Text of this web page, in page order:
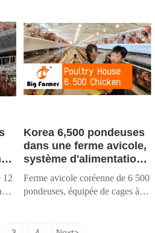
gérées par l'IA avec une
assistance sur place.
12
Korea 6,500 pondeuses
dans une ferme avicole,
système d'alimentation
automatique et cage à
poulets de type H à 3
étages à vendre
Ferme avicole coréenne de 6 500
pondeuses, équipée de cages à
automatique conformes aux